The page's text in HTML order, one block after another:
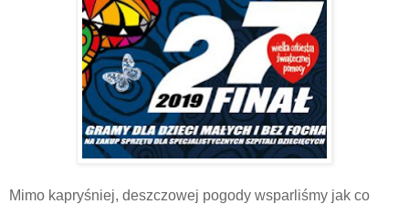
Mimo kapryśniej, deszczowej pogody wsparliśmy jak co